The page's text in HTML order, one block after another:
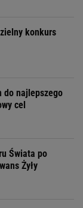
konkurs
do najlepszego
cel
Świata po
Żyły